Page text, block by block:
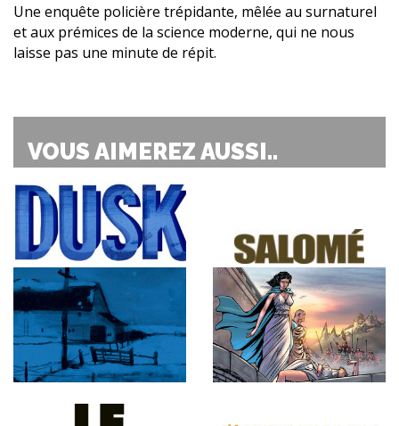
Une enquête policière trépidante, mêlée au surnaturel
et aux prémices de la science moderne, qui ne nous
laisse pas une minute de répit.
VOUS AIMEREZ AUSSI..